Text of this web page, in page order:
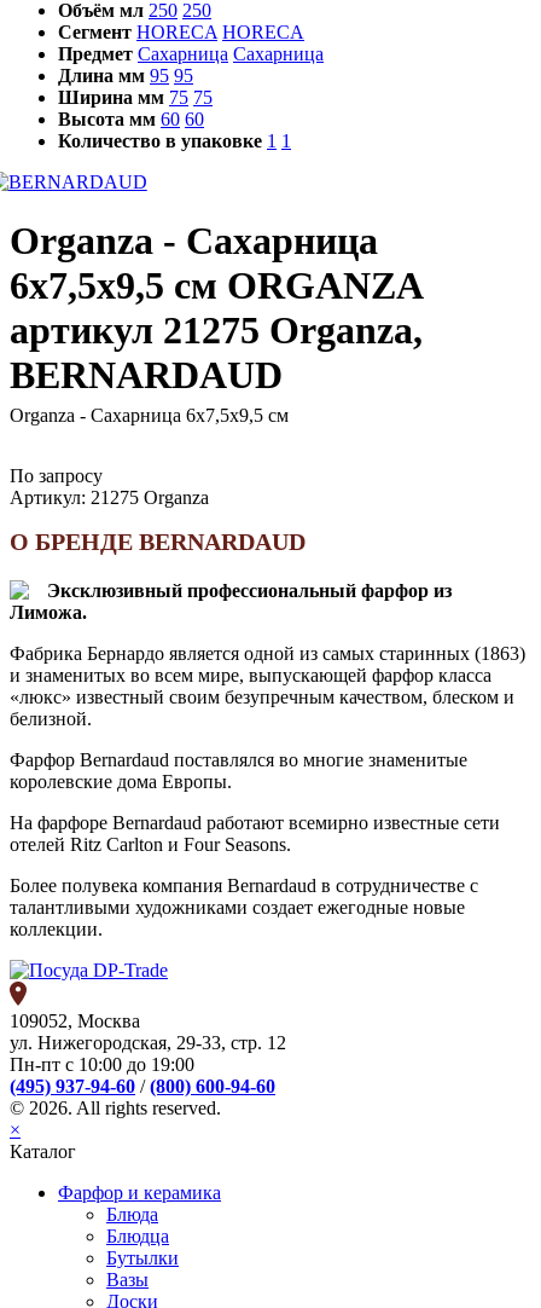
Объём мл 250 250
Сегмент HORECA HORECA
Предмет Сахарница Сахарница
Длина мм 95 95
Ширина мм 75 75
Высота мм 60 60
Количество в упаковке 1 1
Organza - Сахарница
6х7,5х9,5 см ORGANZA
артикул 21275 Organza,
BERNARDAUD
Organza - Сахарница 6х7,5х9,5 см
По запросу
Артикул: 21275 Organza
О БРЕНДЕ BERNARDAUD
Эксклюзивный профессиональный фарфор из
Лиможа.
Фабрика Бернардо является одной из самых старинных (1863)
и знаменитых во всем мире, выпускающей фарфор класса
«люкс» известный своим безупречным качеством, блеском и
белизной.
Фарфор Bernardaud поставлялся во многие знаменитые
королевские дома Европы.
На фарфоре Bernardaud работают всемирно известные сети
отелей Ritz Carlton и Four Seasons.
Более полувека компания Bernardaud в сотрудничестве с
талантливыми художниками создает ежегодные новые
коллекции.
109052, Москва
ул. Нижегородская, 29-33, стр. 12
Пн-пт с 10:00 до 19:00
(495) 937-94-60 /(800) 600-94-60
© 2026. All rights reserved.
×
Каталог
Фарфор и керамика
Блюда
Блюдца
Бутылки
Вазы
Доски